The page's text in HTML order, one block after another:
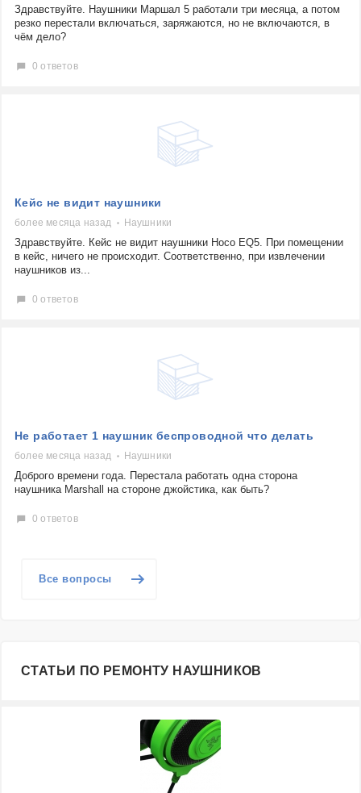
Здравствуйте. Наушники Маршал 5 работали три месяца, а потом
резко перестали включаться, заряжаются, но не включаются, в
чём дело?
0 ответов
Кейс не видит наушники
более месяца назад Наушники
Здравствуйте. Кейс не видит наушники Hoco EQ5. При помещении
в кейс, ничего не происходит. Соответственно, при извлечении
наушников из...
0 ответов
Не работает 1 наушник беспроводной что делать
более месяца назад Наушники
Доброго времени года. Перестала работать одна сторона
наушника Marshall на стороне джойстика, как быть?
0 ответов
Все вопросы
СТАТЬИ ПО РЕМОНТУ НАУШНИКОВ